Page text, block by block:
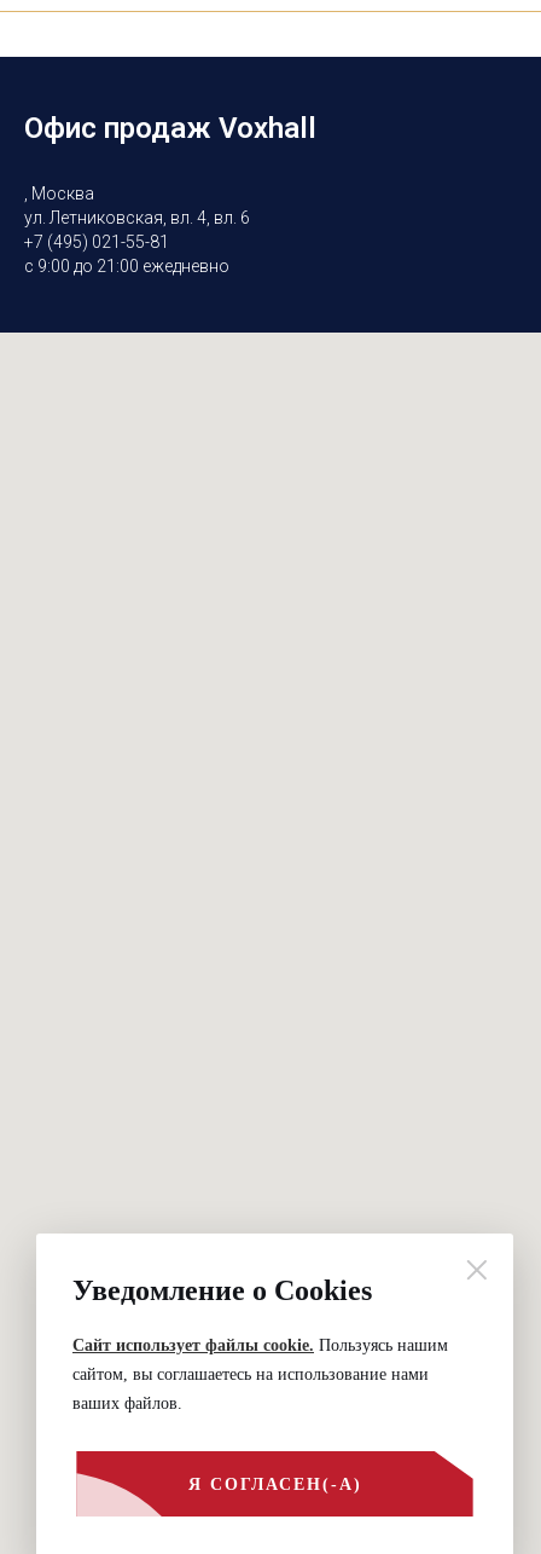
Уведомление о Cookies
Сайт использует файлы cookie. Пользуясь нашим
сайтом, вы соглашаетесь на использование нами
ваших файлов.
Я СОГЛАСЕН(-А)
Офис продаж Voxhall
, Москва
ул. Летниковская, вл. 4, вл. 6
+7 (495) 021-55-81
с 9:00 до 21:00 ежедневно